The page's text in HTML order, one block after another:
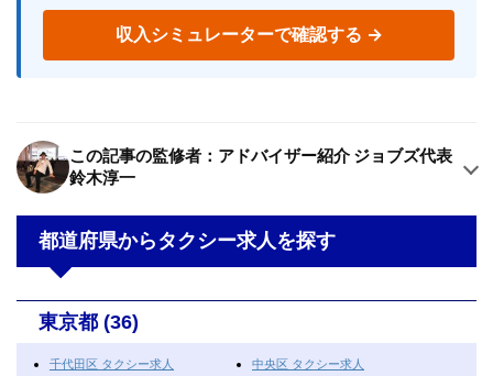
収入シミュレーターで確認する →
この記事の監修者：アドバイザー紹介 ジョブズ代表
鈴木淳一
都道府県からタクシー求人を探す
東京都 (36)
千代田区 タクシー求人
中央区 タクシー求人